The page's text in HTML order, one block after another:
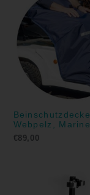
Beinschutzdecke
Webpelz, Marine
€ 89,00